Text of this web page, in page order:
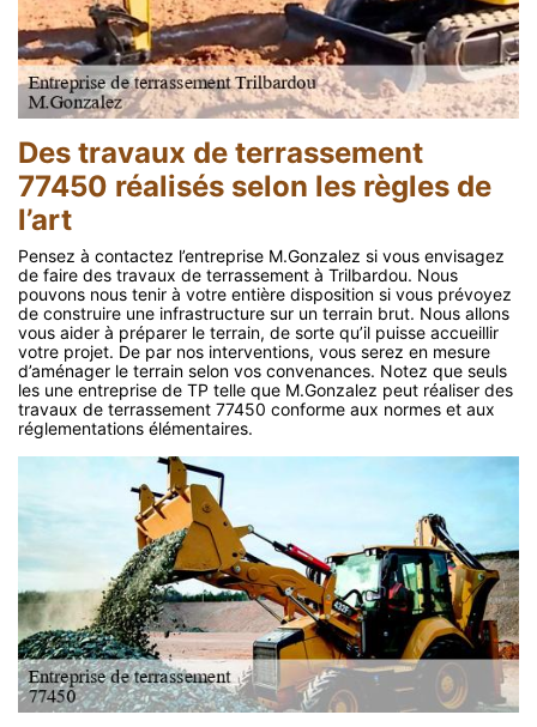
Des travaux de terrassement
77450 réalisés selon les règles de
l’art
Pensez à contactez l’entreprise M.Gonzalez si vous envisagez
de faire des travaux de terrassement à Trilbardou. Nous
pouvons nous tenir à votre entière disposition si vous prévoyez
de construire une infrastructure sur un terrain brut. Nous allons
vous aider à préparer le terrain, de sorte qu’il puisse accueillir
votre projet. De par nos interventions, vous serez en mesure
d’aménager le terrain selon vos convenances. Notez que seuls
les une entreprise de TP telle que M.Gonzalez peut réaliser des
travaux de terrassement 77450 conforme aux normes et aux
réglementations élémentaires.